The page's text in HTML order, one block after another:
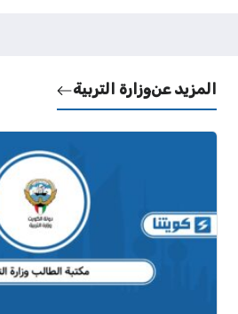
المزيد عنوزارة التربية